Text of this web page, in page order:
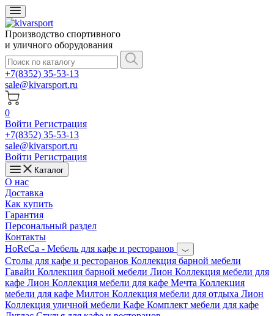
Производство спортивного
и уличного оборудования
+7(8352) 35-53-13
sale@kivarsport.ru
0
Войти Регистрация
+7(8352) 35-53-13
sale@kivarsport.ru
Войти Регистрация
Каталог
О нас
Доставка
Как купить
Гарантия
Персональный раздел
Контакты
HoReCa - Мебель для кафе и ресторанов
Cтолы для кафе и ресторанов Коллекция барной мебели
Гавайи Коллекция барной мебели Лион Коллекция мебели для
кафе Лион Коллекция мебели для кафе Мечта Коллекция
мебели для кафе Милтон Коллекция мебели для отдыха Лион
Коллекция уличной мебели Кафе Комплект мебели для кафе